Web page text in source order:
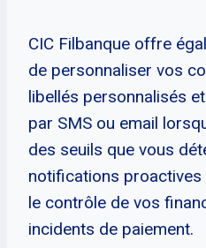
CIC Filbanque offre
de personnaliser vos
libellés personnalisés
par SMS ou email
des seuils que vous
notifications
le contrôle de vos
incidents de paiement.